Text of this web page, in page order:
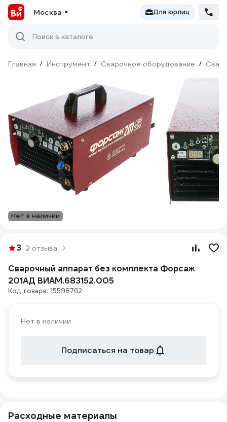
Москва Для юрлиц
Поиск в каталоге
Главная / Инструмент / Сварочное оборудование /
Нет в наличии
3 2 отзыва
Сварочный аппарат без комплекта Форсаж
201АД ВИАМ.683152.005
Код товара: 15598762
Нет в наличии
Подписаться на товар
Расходные материалы